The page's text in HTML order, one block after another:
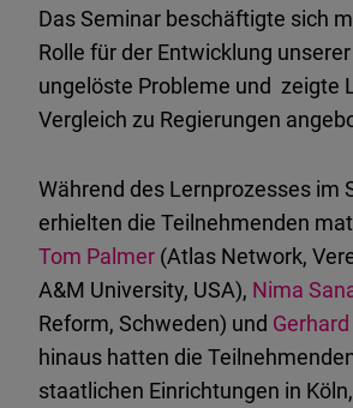
Das Seminar beschäftigte sich
Rolle für der Entwicklung
ungelöste Probleme und zeigte
Vergleich zu Regierungen
Während des Lernprozesses im
erhielten die Teilnehmenden
Tom Palmer (Atlas Network,
A&M University, USA), Nima
Reform, Schweden) und
hinaus hatten die
staatlichen Einrichtungen in